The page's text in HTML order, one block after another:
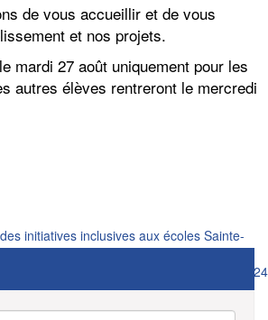
de vous accueillir et de vous
et nos projets.
mardi 27 août uniquement pour les
autres élèves rentreront le mercredi
initiatives inclusives aux écoles Sainte-
Forme 1 TEACCH : année scolaire 2023-2024